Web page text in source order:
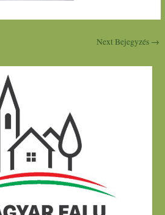
Next Bejegyzés →